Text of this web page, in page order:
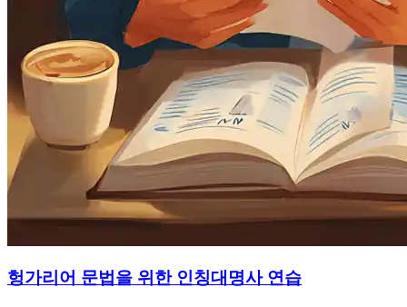
헝가리어 문법을 위한 인칭대명사 연습